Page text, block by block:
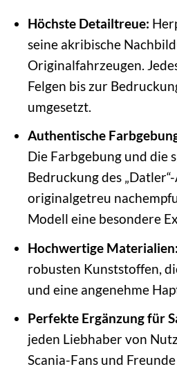
Höchste Detailtreue:
seine akribische
Originalfahrzeugen.
Felgen bis zur
umgesetzt.
Authentische
Die Farbgebung und die
Bedruckung des
originalgetreu
Modell eine besondere
Hochwertige Materialien:
robusten Kunststoffen,
und eine angenehme
Perfekte Ergänzung für
jeden Liebhaber von
Scania-Fans und